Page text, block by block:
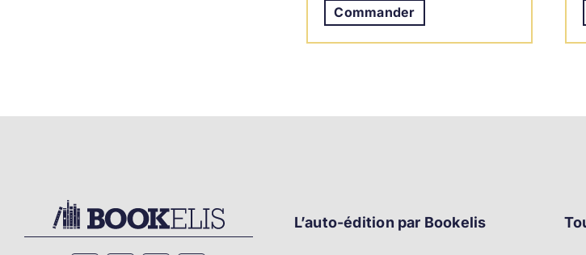
Commander
L’auto-édition par Bookelis